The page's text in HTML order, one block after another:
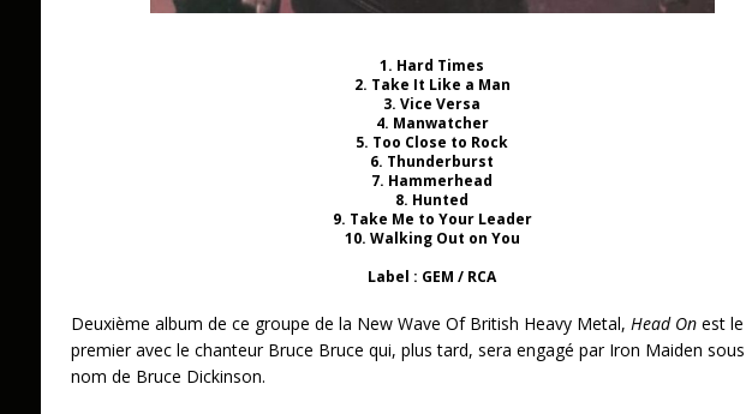
1. Hard Times
2. Take It Like a Man
3. Vice Versa
4. Manwatcher
5. Too Close to Rock
6. Thunderburst
7. Hammerhead
8. Hunted
9. Take Me to Your Leader
10. Walking Out on You
Label : GEM / RCA
Deuxième album de ce groupe de la New Wave Of British Heavy Metal, Head Onest le
premier avec le chanteur Bruce Bruce qui, plus tard, sera engagé par Iron Maiden
nom de Bruce Dickinson.